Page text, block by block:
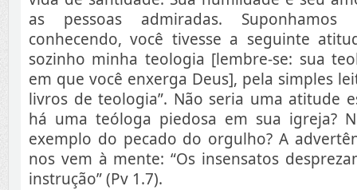
as pessoas admiradas.
conhecendo, você tivesse a seguinte
sozinho minha teologia [lembre-se: sua
em que você enxerga Deus], pela simples
livros de teologia”. Não seria uma atitude
há uma teóloga piedosa em sua igreja?
exemplo do pecado do orgulho? A
nos vem à mente: “Os insensatos
instrução” (Pv 1.7).